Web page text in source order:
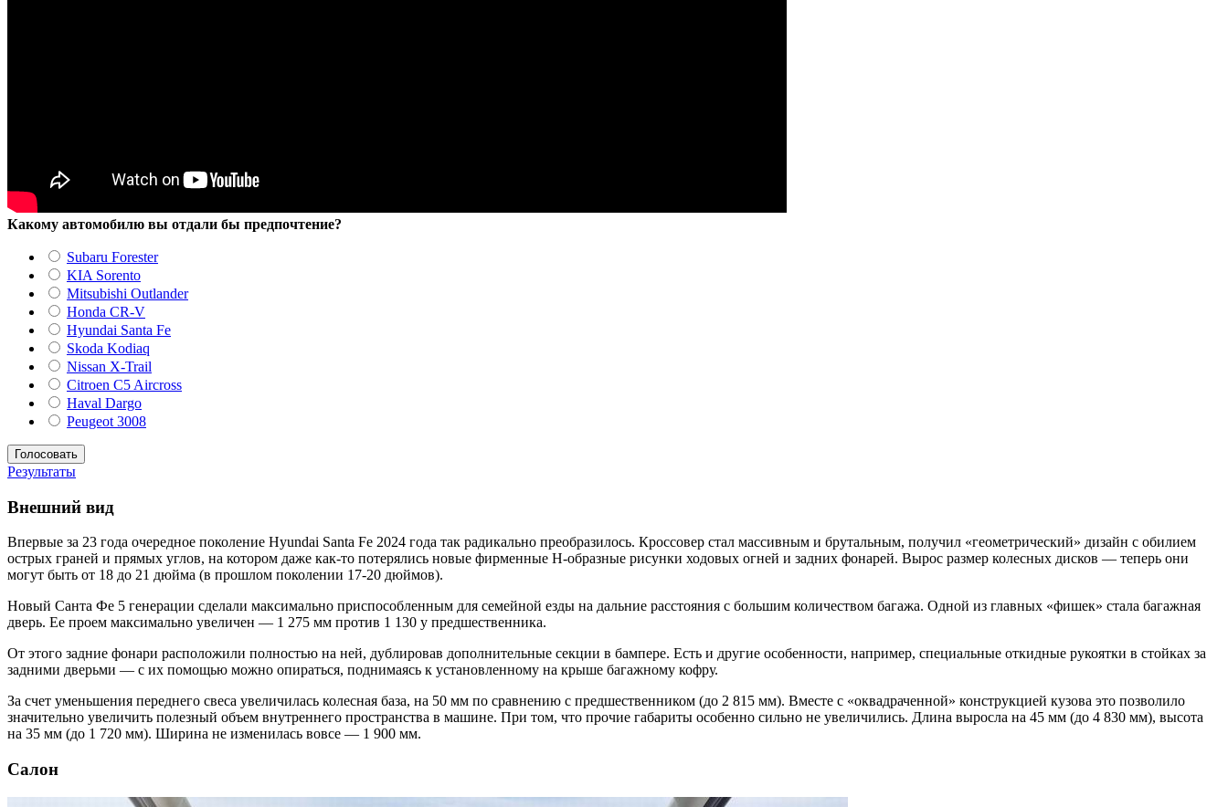
Какому автомобилю вы отдали бы предпочтение?
Subaru Forester
KIA Sorento
Mitsubishi Outlander
Honda CR-V
Hyundai Santa Fe
Skoda Kodiaq
Nissan X-Trail
Citroen C5 Aircross
Haval Dargo
Peugeot 3008
Результаты
Внешний вид
Впервые за 23 года очередное поколение Hyundai Santa Fe 2024 года так радикально преобразилось. Кроссовер стал массивным и брутальным, получил «геометрический» дизайн с обилием
острых граней и прямых углов, на котором даже как-то потерялись новые фирменные H-образные рисунки ходовых огней и задних фонарей. Вырос размер колесных дисков — теперь они
могут быть от 18 до 21 дюйма (в прошлом поколении 17-20 дюймов).
Новый Санта Фе 5 генерации сделали максимально приспособленным для семейной езды на дальние расстояния с большим количеством багажа. Одной из главных «фишек» стала багажная
дверь. Ее проем максимально увеличен — 1 275 мм против 1 130 у предшественника.
От этого задние фонари расположили полностью на ней, дублировав дополнительные секции в бампере. Есть и другие особенности, например, специальные откидные рукоятки в стойках за
задними дверьми — с их помощью можно опираться, поднимаясь к установленному на крыше багажному кофру.
За счет уменьшения переднего свеса увеличилась колесная база, на 50 мм по сравнению с предшественником (до 2 815 мм). Вместе с «оквадраченной» конструкцией кузова это позволило
значительно увеличить полезный объем внутреннего пространства в машине. При том, что прочие габариты особенно сильно не увеличились. Длина выросла на 45 мм (до 4 830 мм), высота
на 35 мм (до 1 720 мм). Ширина не изменилась вовсе — 1 900 мм.
Салон